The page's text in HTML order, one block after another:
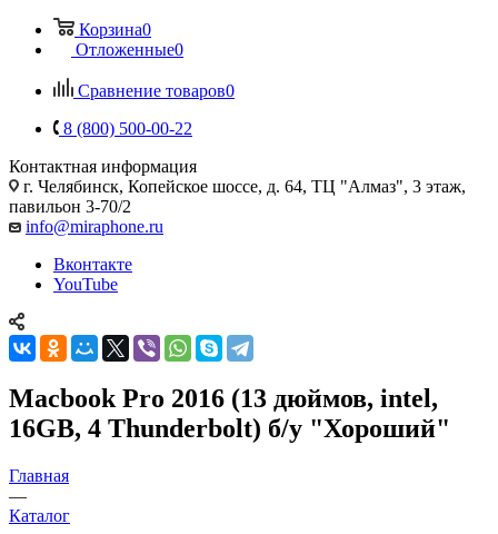
Корзина0
Отложенные0
Сравнение товаров0
8 (800) 500-00-22
Контактная информация
г. Челябинск, Копейское шоссе, д. 64, ТЦ "Алмаз", 3 этаж,
павильон 3-70/2
info@miraphone.ru
Вконтакте
YouTube
Macbook Pro 2016 (13 дюймов, intel,
16GB, 4 Thunderbolt) б/у "Хороший"
Главная
—
Каталог